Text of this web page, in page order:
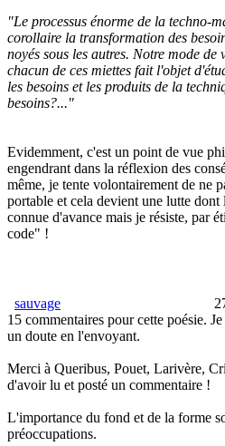
"Le processus énorme de la techno-
corollaire la transformation des
noyés sous les autres. Notre mode de
chacun de ces miettes fait l'objet
les besoins et les produits de la
besoins?..."
Evidemment, c'est un point de vue
engendrant dans la réflexion des
même, je tente volontairement de ne
portable et cela devient une lutte dont
connue d'avance mais je résiste, par
code" !
sauvage
15 commentaires pour cette poésie.
un doute en l'envoyant.
Merci à Queribus, Pouet, Larivère,
d'avoir lu et posté un commentaire !
L'importance du fond et de la forme
préoccupations.